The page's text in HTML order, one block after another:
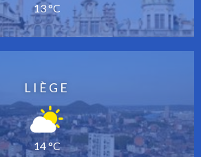
13 °C
LIÈGE
14 °C